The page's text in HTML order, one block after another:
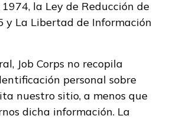
...
Influenciadores
la Ley de Reducción de
y La Libertad de Información
Job Corps no recopila
personal sobre
nuestro sitio, a menos que
dicha información. La